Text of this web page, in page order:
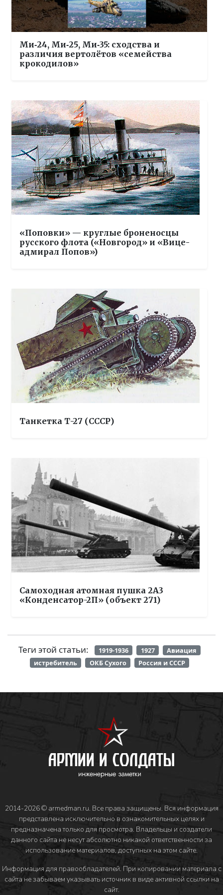
Ми‑24, Ми‑25, Ми‑35: сходства и
различия вертолётов «семейства
крокодилов»
«Поповки» — круглые броненосцы
русского флота («Новгород» и «Вице-
адмирал Попов»)
Танкетка Т-27 (СССР)
Самоходная атомная пушка 2А3
«Конденсатор-2П» (объект 271)
Теги этой статьи: 1919-1936 1927
Авиация
истребитель
ОКБ Сухого Россия и СССР
2014-2026 © armedman.ru. Все права защищены. Вся информация
представлена исключительно в ознакомительных целях и
предназначена только для просмотра. Владельцы и создатели
данного сайта не несут абсолютно никакой ответственности за
использование материалов, доступных на этом сайте.
Информация для правообладателей. При копировании материала с
сайта не забываем указывать источник в виде активной ссылки на
сайт.